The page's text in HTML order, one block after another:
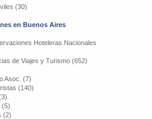
(30)
en Buenos Aires
Hoteleras Nacionales
de Viajes y Turismo (652)
Asoc. (7)
(140)
(5)
(2)